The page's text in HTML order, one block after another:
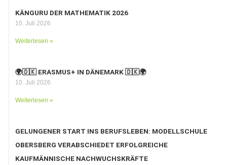
KÄNGURU DER MATHEMATIK 2026
10. Juli 2026
Weiterlesen »
🌍🇩🇰 ERASMUS+ IN DÄNEMARK 🇩🇰🌍
10. Juli 2026
Weiterlesen »
GELUNGENER START INS BERUFSLEBEN: MODELLSCHULE
OBERSBERG VERABSCHIEDET ERFOLGREICHE
KAUFMÄNNISCHE NACHWUCHSKRÄFTE